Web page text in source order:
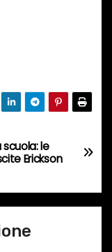
le
Erickson